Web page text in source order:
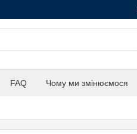
FAQ Чому ми змінюємося